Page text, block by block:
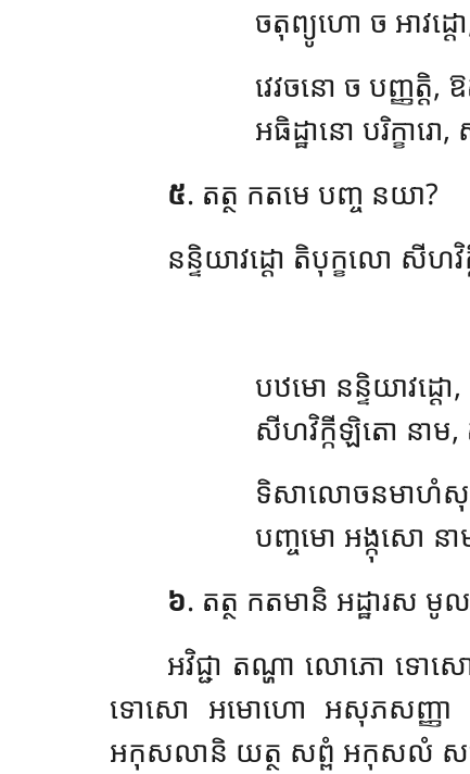
ចតុព្យូហោ ច អាវដ្ដោ
វេវចនោ ច បញ្ញត្
អធិដ្ឋានោ បរិក្ខា
៥. តត្ថ កតមេ បញ្ច នយា?
នន្ទិយាវដ្ដោ តិបុក្ខលោ សី
បឋមោ នន្ទិយាវដ្ដ
សីហវិក្កីឡិតោ នា
ទិសាលោចនមាហំសុ
បញ្ចមោ អង្កុសោ នា
៦. តត្ថ កតមានិ អដ្ឋារស មូ
អវិជ្ជា តណ្ហា លោភោ ទោស
ទោសោ អមោហោ អសុភសញ្ញា ទុក្
អកុសលានិ យត្ថ សព្ពំ អកុសលំ